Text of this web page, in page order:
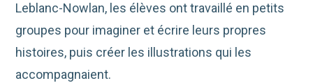
Leblanc-Nowlan, les élèves ont travaillé en petits
groupes pour imaginer et écrire leurs propres
histoires, puis créer les illustrations qui les
accompagnaient.